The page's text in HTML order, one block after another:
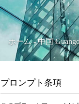
ホーム-中国
プロンプト条項